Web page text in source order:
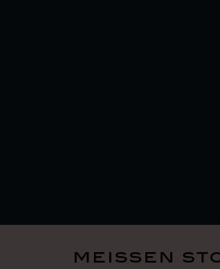
meissen